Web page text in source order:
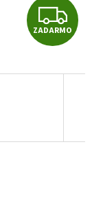
Z
A
D
ZADARMO